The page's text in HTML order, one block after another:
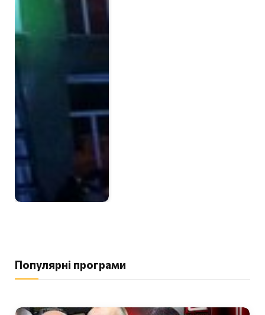
Популярні програми